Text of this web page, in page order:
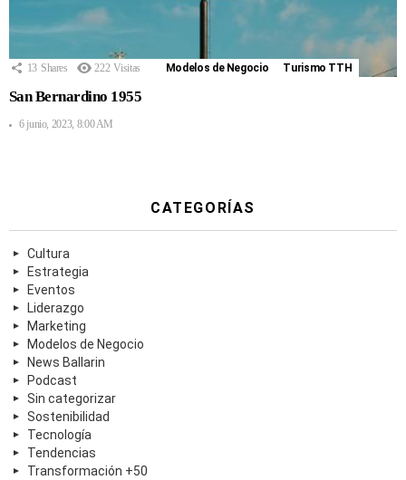
13 Shares 222 Visitas Modelos de Negocio Turismo TTH
San Bernardino 1955
6 junio, 2023, 8:00 AM
CATEGORÍAS
Cultura
Estrategia
Eventos
Liderazgo
Marketing
Modelos de Negocio
News Ballarin
Podcast
Sin categorizar
Sostenibilidad
Tecnología
Tendencias
Transformación +50